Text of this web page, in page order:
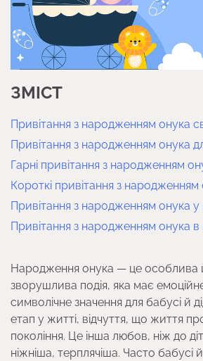
ЗМІСТ
Привітання з народженням онука
Привітання з народженням онука
Гарні привітання з народженням
Короткі привітання з народженням
Привітання з народженням онука у
Привітання з народженням онука в
Народження онука — це особлива
зворушлива подія, яка має
символічне значення для бабусі й
етап у житті, відчуття, що життя
покоління. Це інша любов, ніж до
ніжніша, терплячіша. Часто бабусі й